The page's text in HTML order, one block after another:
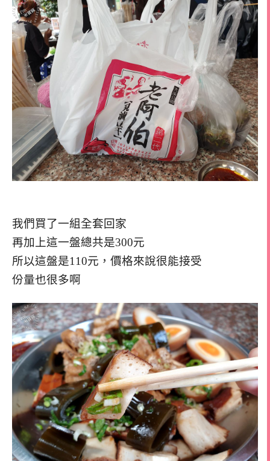
我們買了一組全套回家
再加上這一盤總共是300元
所以這盤是110元，價格來說很能接受
份量也很多啊